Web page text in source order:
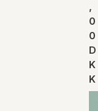
,
0
0
D
K
K